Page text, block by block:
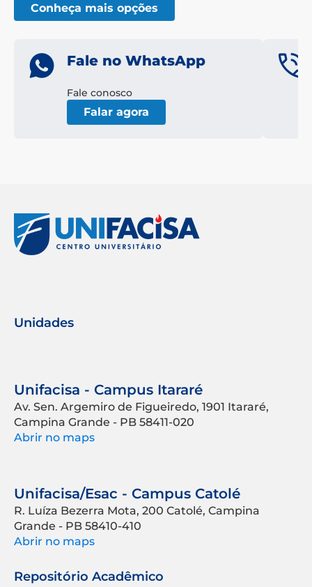
Conheça mais opções
Fale no WhatsApp
Fale conosco
Falar agora
Unidades
Unifacisa - Campus Itararé
Av. Sen. Argemiro de Figueiredo, 1901 Itararé,
Campina Grande - PB 58411-020
Abrir no maps
Unifacisa/Esac - Campus Catolé
R. Luíza Bezerra Mota, 200 Catolé, Campina
Grande - PB 58410-410
Abrir no maps
Repositório Acadêmico